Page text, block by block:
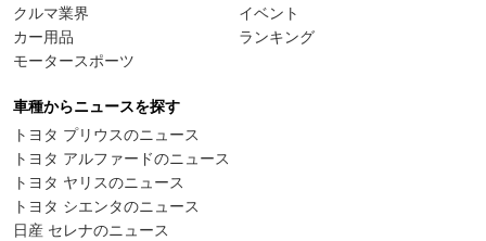
クルマ業界
カー用品
モータースポーツ
イベント
ランキング
車種からニュースを探す
トヨタ プリウスのニュース
トヨタ アルファードのニュース
トヨタ ヤリスのニュース
トヨタ シエンタのニュース
日産 セレナのニュース